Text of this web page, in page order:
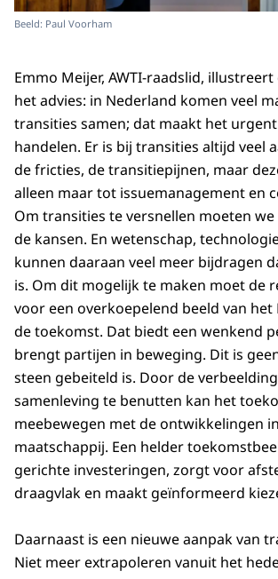
Beeld: Paul Voorham
Emmo Meijer, AWTI-raadslid,
het advies: in Nederland komen veel
transities samen; dat maakt het
handelen. Er is bij transities altijd veel
de fricties, de transitiepijnen, maar
alleen maar tot issuemanagement en
Om transities te versnellen moeten
de kansen. En wetenschap,
kunnen daaraan veel meer bijdragen
is. Om dit mogelijk te maken moet de
voor een overkoepelend beeld van het
de toekomst. Dat biedt een wenkend
brengt partijen in beweging. Dit is
steen gebeiteld is. Door de
samenleving te benutten kan het
meebewegen met de ontwikkelingen
maatschappij. Een helder
gerichte investeringen, zorgt voor
draagvlak en maakt geïnformeerd
Daarnaast is een nieuwe aanpak van
Niet meer extrapoleren vanuit het